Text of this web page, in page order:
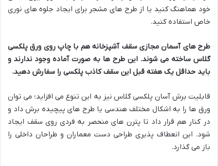
خود هماهنگ کنید یا از طرح های مشجر برای ایجاد جلوه های نوری
خاص استفاده کنید.
طرح های آسمان مجازی سقف آشپزخانه هم با چاپ روی ورق پلکسی
گلاس ساخته می شوند. این طرح ها به صورت آماده وجود ندارند و
باید حداقل یک هفته قبل این سقف کاذب پلکسی را سفارش دهید.
قابلیت برش آسان پلکسی گلاس نیز به این تنوع می افزاید؛ می توان
ورق ها را به اشکال مختلف هندسی یا طرح های پیچیده برش داد و
در کنار هم قرار داد تا پترن های منحصر به فردی روی سقف ایجاد
شود. این انعطاف پذیری طراحی دست معماران و طراحان داخلی را
باز می گذارد.